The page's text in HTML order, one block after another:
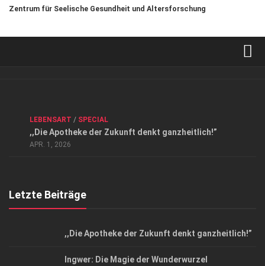
Zentrum für Seelische Gesundheit und Altersforschung
Datenschutzerklärung
Top Magazin Dresden / Ostsachsen
LEBENSART / SPECIAL
,,Die Apotheke der Zukunft denkt ganzheitlich!”
APR. 1, 2026
Letzte Beiträge
,,Die Apotheke der Zukunft denkt ganzheitlich!”
Ingwer: Die Magie der Wunderwurzel